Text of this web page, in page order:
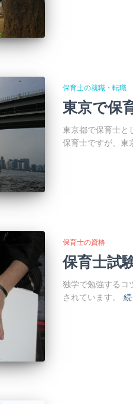
保育士の就職・転職
東京で保
東京都で保育士と
保育士ですが、東
保育士の資格
保育士試
独学で勉強するコ
されています。
続